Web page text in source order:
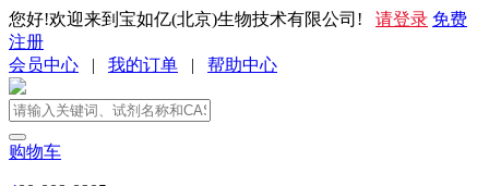
您好!欢迎来到宝如亿(北京)生物技术有限公司! 请登录 免费
注册
会员中心 | 我的订单 | 帮助中心
购物车